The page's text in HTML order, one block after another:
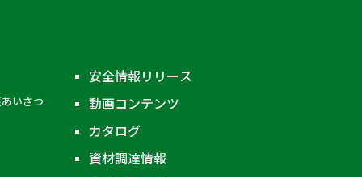
グローブ弁（玉形弁）
ストレーナ
いさつ
安全情報リリース
動画コンテンツ
カタログ
資材調達情報